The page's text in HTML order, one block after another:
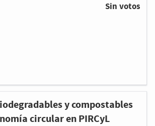
Sin votos
y compostables
circular en PIRCyL